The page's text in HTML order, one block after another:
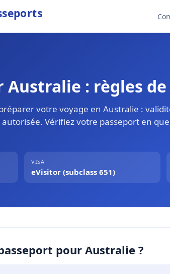
Australie : règles
votre voyage en Australie :
Vérifiez votre passeport en
VISA
eVisitor (subclass 651)
pour Australie ?